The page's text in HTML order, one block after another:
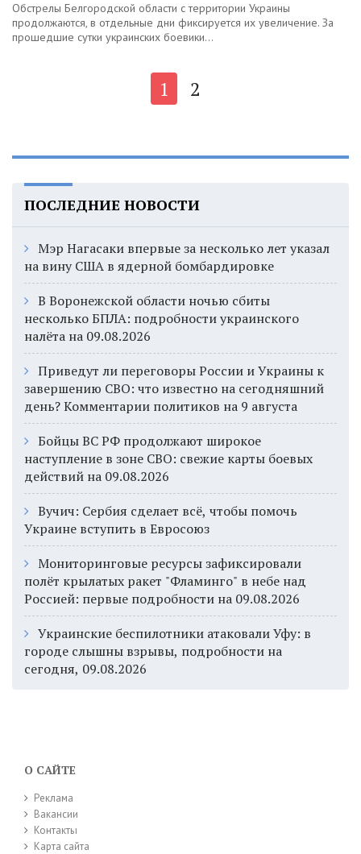
Обстрелы Белгородской области с территории Украины
продолжаются, в отдельные дни фиксируется их увеличение. За
прошедшие сутки украинских боевики...
1 2
ПОСЛЕДНИЕ НОВОСТИ
Мэр Нагасаки впервые за несколько лет указал
на вину США в ядерной бомбардировке
В Воронежской области ночью сбиты
несколько БПЛА: подробности украинского
налёта на 09.08.2026
Приведут ли переговоры России и Украины к
завершению СВО: что известно на сегодняшний
день? Комментарии политиков на 9 августа
Бойцы ВС РФ продолжают широкое
наступление в зоне СВО: свежие карты боевых
действий на 09.08.2026
Вучич: Сербия сделает всё, чтобы помочь
Украине вступить в Евросоюз
Мониторинговые ресурсы зафиксировали
полёт крылатых ракет "Фламинго" в небе над
Россией: первые подробности на 09.08.2026
Украинские беспилотники атаковали Уфу: в
городе слышны взрывы, подробности на
сегодня, 09.08.2026
О САЙТЕ
Реклама
Вакансии
Контакты
Карта сайта